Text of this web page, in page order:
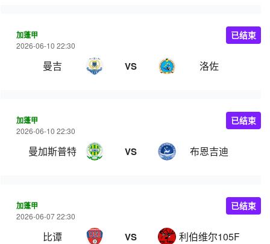
加蓬甲
2026-06-10 22:30
曼吉 VS 洛佐
已结束
加蓬甲
2026-06-10 22:30
曼加斯普特 VS 布恩吉迪
已结束
加蓬甲
2026-06-07 22:30
比谭 VS 利伯维尔105FC
已结束